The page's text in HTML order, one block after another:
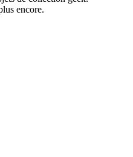
encore.